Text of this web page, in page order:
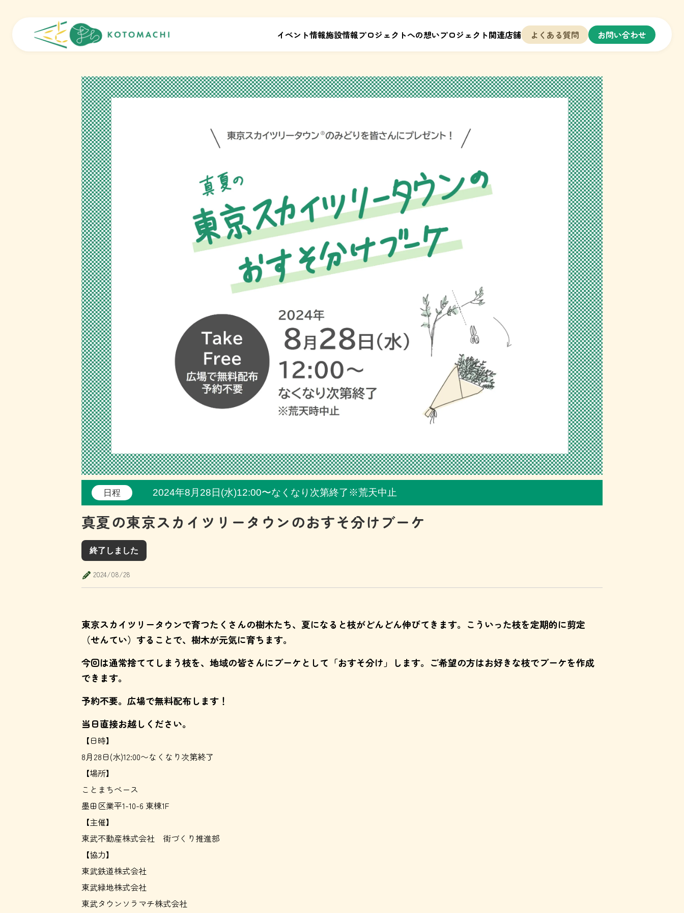
イベント情報施設情報プロジェクトへの想いプロジェクト関連店舗 よくある質問 お問い合わせ
日程 2024年8月28日(水)12:00〜なくなり次第終了※荒天中止
真夏の東京スカイツリータウンのおすそ分けブーケ
終了しました
2024/08/28
東京スカイツリータウンで育つたくさんの樹木たち、夏になると枝がどんどん伸びてきます。こういった枝を定期的に剪定
（せんてい）することで、樹木が元気に育ちます。
今回は通常捨ててしまう枝を、地域の皆さんにブーケとして「おすそ分け」します。ご希望の方はお好きな枝でブーケを作成
できます。
予約不要。広場で無料配布します！
当日直接お越しください。
【日時】
8月28日(水)12:00〜なくなり次第終了
【場所】
ことまちベース
墨田区業平1-10-6 東棟1F
【主催】
東武不動産株式会社 街づくり推進部
【協力】
東武鉄道株式会社
東武緑地株式会社
東武タウンソラマチ株式会社